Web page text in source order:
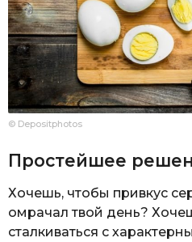
© Depositphotos
Простейшее
Хочешь, чтобы привкус
омрачал твой день?
сталкиваться с